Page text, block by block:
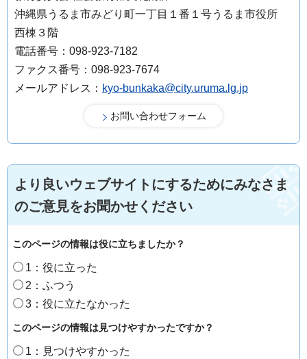
沖縄県うるま市みどり町一丁目１番１号うるま市役所
西棟３階
電話番号：098-923-7182
ファクス番号：098-923-7674
メールアドレス： kyo-bunkaka@city.uruma.lg.jp
より良いウェブサイトにするためにみなさま
のご意見をお聞かせください
このページの情報は役に立ちましたか？
1：役に立った
2：ふつう
3：役に立たなかった
このページの情報は見つけやすかったですか？
1：見つけやすかった